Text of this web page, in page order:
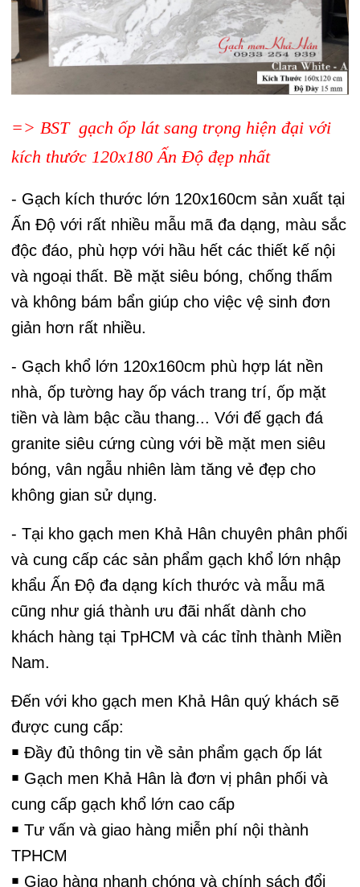
=> BST gạch ốp lát sang trọng hiện đại với
kích thước 120x180 Ấn Độ đẹp nhất
- Gạch kích thước lớn 120x160cm sản xuất tại
Ấn Độ với rất nhiều mẫu mã đa dạng, màu sắc
độc đáo, phù hợp với hầu hết các thiết kế nội
và ngoại thất. Bề mặt siêu bóng, chống thấm
và không bám bẩn giúp cho việc vệ sinh đơn
giản hơn rất nhiều.
- Gạch khổ lớn 120x160cm phù hợp lát nền
nhà, ốp tường hay ốp vách trang trí, ốp mặt
tiền và làm bậc cầu thang... Với đế gạch đá
granite siêu cứng cùng với bề mặt men siêu
bóng, vân ngẫu nhiên làm tăng vẻ đẹp cho
không gian sử dụng.
- Tại kho gạch men Khả Hân chuyên phân phối
và cung cấp các sản phẩm gạch khổ lớn nhập
khẩu Ấn Độ đa dạng kích thước và mẫu mã
cũng như giá thành ưu đãi nhất dành cho
khách hàng tại TpHCM và các tỉnh thành Miền
Nam.
Đến với kho gạch men Khả Hân quý khách sẽ
được cung cấp:
￭ Đầy đủ thông tin về sản phẩm gạch ốp lát
￭ Gạch men Khả Hân là đơn vị phân phối và
cung cấp gạch khổ lớn cao cấp
￭ Tư vấn và giao hàng miễn phí nội thành
TPHCM
￭ Giao hàng nhanh chóng và chính sách đổi